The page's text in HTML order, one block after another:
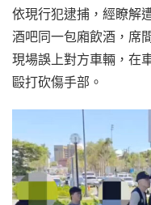
依現行犯逮捕，經瞭解
酒吧同一包廂飲酒，席
現場誤上對方車輛，在
毆打砍傷手部。